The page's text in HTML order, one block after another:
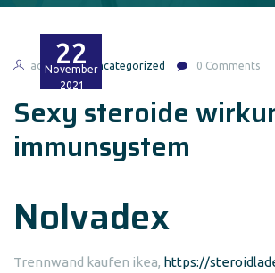
22
November
2021
admin Uncategorized 0 Comments
Sexy steroide
immunsystem
Nolvadex
Trennwand kaufen ikea, https://